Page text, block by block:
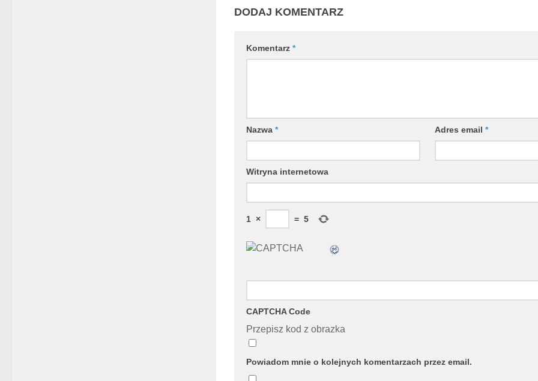
DODAJ KOMENTARZ
Komentarz *
Nazwa * Adres email*
Witryna internetowa
1 × = 5
CAPTCHA Code
Przepisz kod z obrazka
Powiadom mnie o kolejnych komentarzach przez email.